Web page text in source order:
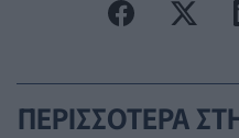
ΠΕΡΙΣΣΟΤΕΡΑ